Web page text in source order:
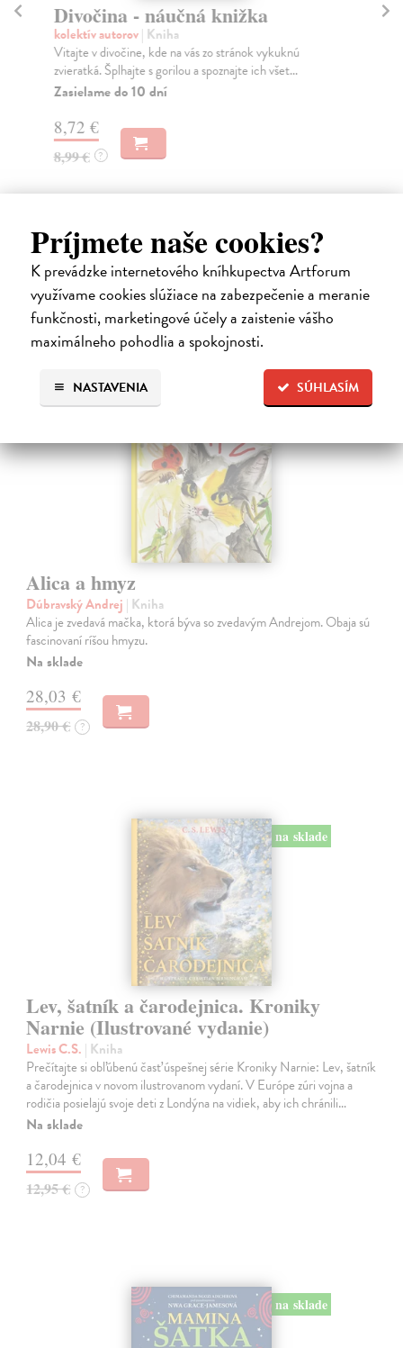
Príjmete naše cookies?
K prevádzke internetového kníhkupectva Artforum
využívame cookies slúžiace na zabezpečenie a meranie
funkčnosti, marketingové účely a zaistenie vášho
maximálneho pohodlia a spokojnosti.
SÚHLASÍM
NASTAVENIA
Divočina - náučná knižka
kolektív autorov| Kniha
Vitajte v divočine, kde na vás zo stránok vykuknú
zvieratká. Šplhajte s gorilou a spoznajte ich všet...
Zasielame do 10 dní
8,72 €
8,99 € ?
Ďalšie z kategórie knihy pre deti
od 4 do 6 rokov
na sklade
Alica a hmyz
Dúbravský Andrej | Kniha
Alica je zvedavá mačka, ktorá býva so zvedavým Andrejom. Obaja sú
fascinovaní ríšou hmyzu.
Na sklade
28,03 €
28,90 € ?
na sklade
Lev, šatník a čarodejnica. Kroniky
Narnie (Ilustrované vydanie)
Lewis C.S. | Kniha
Prečítajte si obľúbenú časť úspešnej série Kroniky Narnie: Lev, šatník
a čarodejnica v novom ilustrovanom vydaní. V Európe zúri vojna a
rodičia posielajú svoje deti z Londýna na vidiek, aby ich chránili…
Na sklade
12,04 €
12,95 € ?
na sklade